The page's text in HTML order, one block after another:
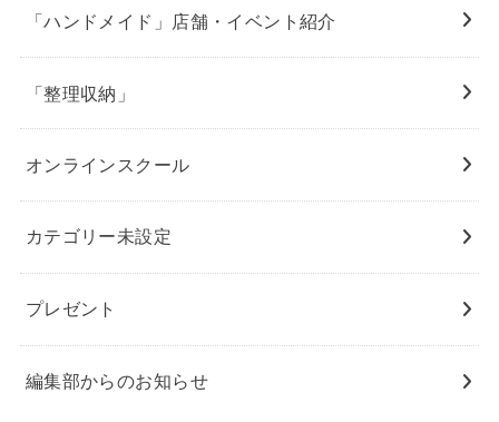
「ハンドメイド」店舗・イベント紹介
「整理収納」
オンラインスクール
カテゴリー未設定
プレゼント
編集部からのお知らせ